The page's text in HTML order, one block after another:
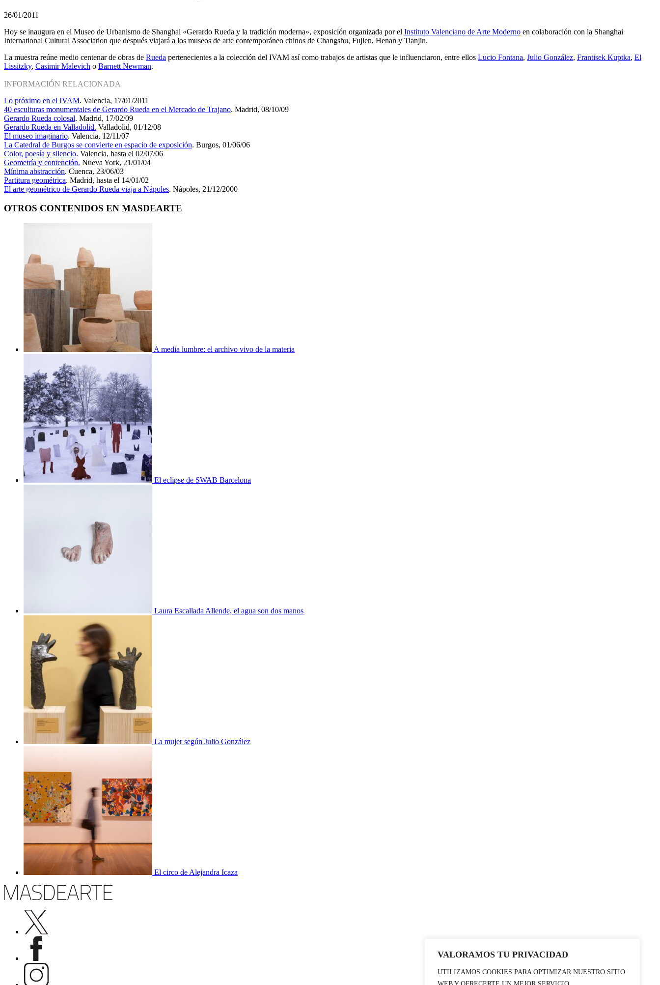
VALORAMOS TU PRIVACIDAD
UTILIZAMOS COOKIES PARA OPTIMIZAR NUESTRO SITIO
26/01/2011
Hoy se inaugura en el Museo de Urbanismo de Shanghai «Gerardo Rueda y la tradición moderna», exposición organizada por el Instituto Valenciano de Arte Moderno en colaboración con la Shanghai
International Cultural Association que después viajará a los museos de arte contemporáneo chinos de Changshu, Fujien, Henan y Tianjin.
La muestra reúne medio centenar de obras de Rueda pertenecientes a la colección del IVAM así como trabajos de artistas que le influenciaron, entre ellos Lucio Fontana, Julio González, Frantisek Kuptka, El
Lissitzky, Casimir Malevich o Barnett Newman.
INFORMACIÓN RELACIONADA
Lo próximo en el IVAM. Valencia, 17/01/2011
40 esculturas monumentales de Gerardo Rueda en el Mercado de Trajano. Madrid, 08/10/09
Gerardo Rueda colosal. Madrid, 17/02/09
Gerardo Rueda en Valladolid. Valladolid, 01/12/08
El museo imaginario. Valencia, 12/11/07
La Catedral de Burgos se convierte en espacio de exposición. Burgos, 01/06/06
Color, poesía y silencio. Valencia, hasta el 02/07/06
Geometría y contención. Nueva York, 21/01/04
Mínima abstracción. Cuenca, 23/06/03
Partitura geométrica. Madrid, hasta el 14/01/02
El arte geométrico de Gerardo Rueda viaja a Nápoles. Nápoles, 21/12/2000
OTROS CONTENIDOS EN MASDEARTE
A media lumbre: el archivo vivo de la materia
El eclipse de SWAB Barcelona
Laura Escallada Allende, el agua son dos manos
La mujer según Julio González
El circo de Alejandra Icaza